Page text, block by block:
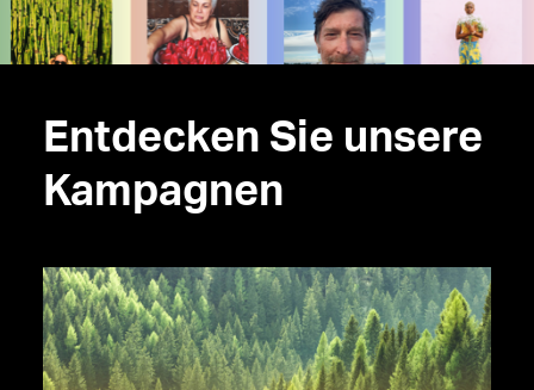
Entdecken Sie unsere
Kampagnen